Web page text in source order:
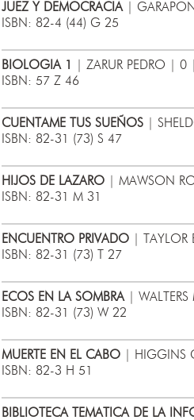
JUEZ Y DEMOCRACIA |
ISBN: 82-4 (44) G 25
BIOLOGIA 1
| ZARUR PEDRO | 0
ISBN: 57 Z 46
CUENTAME TUS SUEÑOS |
ISBN: 82-31 (73) S 47
HIJOS DE LAZARO | MAWSON
ISBN: 82-31 M 31
ENCUENTRO PRIVADO | TAYLOR
ISBN: 82-31 (73) T 27
ECOS EN LA SOMBRA |
ISBN: 82-31 (73) W 22
MUERTE EN EL CABO | HIGGINS
ISBN: 82-3 H 51
BIBLIOTECA TEMATICA DE LA